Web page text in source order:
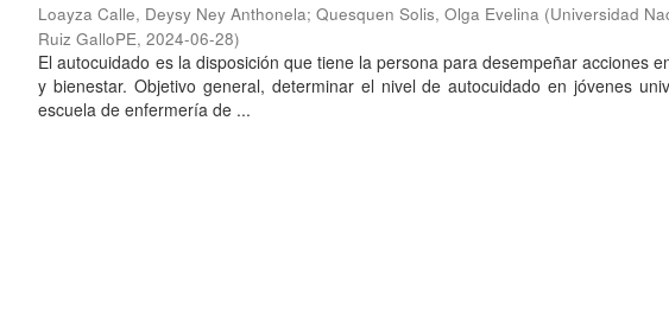
Loayza Calle, Deysy Ney Anthonela;Quesquen Solis, Olga Evelina (Universidad
Ruiz GalloPE,2024-06-28)
El autocuidado es la disposición que tiene la persona para desempeñar acciones
y bienestar. Objetivo general, determinar el nivel de autocuidado en jóvenes
escuela de enfermería de ...